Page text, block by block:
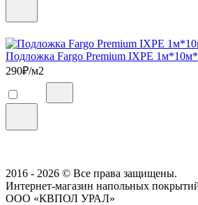
Подложка Fargo Premium IXPE
290₽/м2
2016 - 2026 © Все права защищены.
Интернет-магазин напольных
ООО «КВПОЛ УРАЛ»